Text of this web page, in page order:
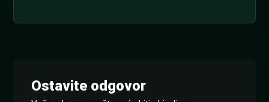
Ostavite odgovor